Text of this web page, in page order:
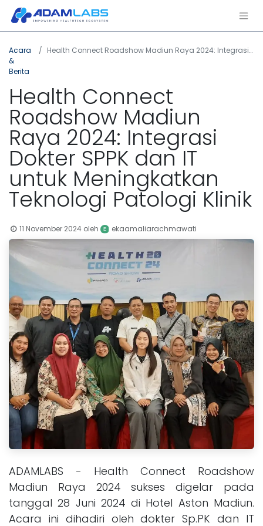
Acara
&
Berita
Health Connect Roadshow Madiun Raya 2024: Integrasi Dokter SPPK dan IT untuk Meningkatkan Teknologi Patologi Klinik
Health Connect
Roadshow Madiun
Raya 2024: Integrasi
Dokter SPPK dan IT
untuk Meningkatkan
Teknologi Patologi Klinik
11 November 2024 oleh ekaamaliarachmawati
ADAMLABS - Health Connect Roadshow
Madiun Raya 2024 sukses digelar pada
tanggal 28 Juni 2024 di Hotel Aston Madiun.
Acara ini dihadiri oleh dokter Sp.PK dan IT